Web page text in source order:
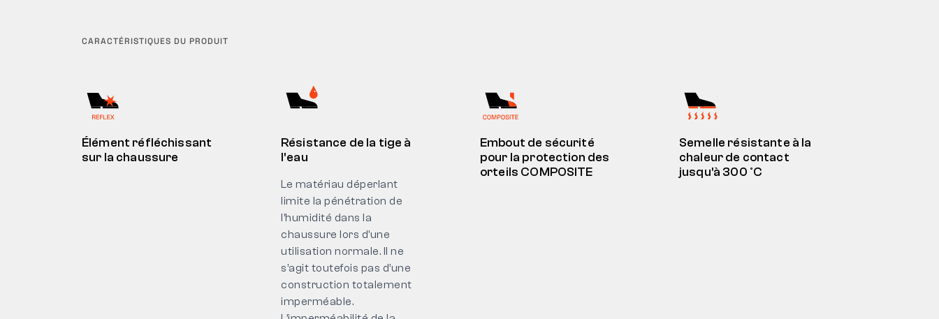
CARACTÉRISTIQUES DU PRODUIT
Élément réfléchissant
sur la chaussure
Résistance de la tige à
l'eau
Le matériau déperlant
limite la pénétration de
l’humidité dans la
chaussure lors d’une
utilisation normale. Il ne
s’agit toutefois pas d’une
construction totalement
imperméable.
Embout de sécurité
pour la protection des
orteils COMPOSITE
Semelle résistante à la
chaleur de contact
jusqu'à 300 °C